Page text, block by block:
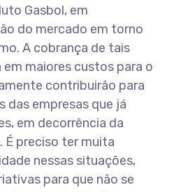
Gasbol, em
do mercado em torno
A cobrança de tais
maiores custos para o
contribuirão para
das empresas que já
em decorrência da
É preciso ter muita
nessas situações,
para que não se